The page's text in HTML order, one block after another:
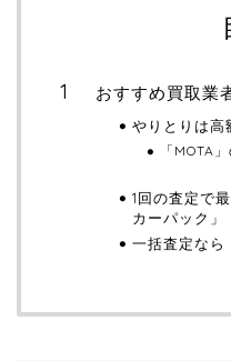
おすすめ買取業
やりとりは高
「MOTA
1回の査定で
カーパック」
一括査定なら